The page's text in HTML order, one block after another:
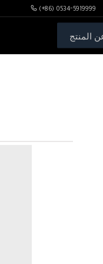
(+86) 0534-5919999